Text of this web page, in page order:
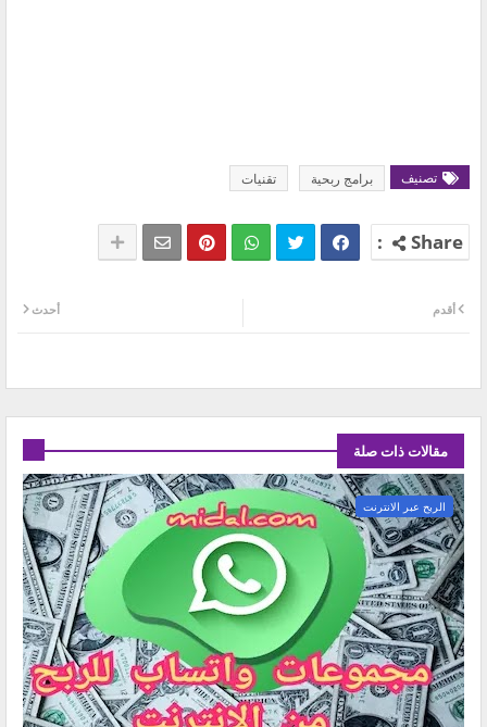
تصنيف برامج ربحية تقنيات
أحدث أقدم
مقالات ذات صلة
الربح عبر الانترنت